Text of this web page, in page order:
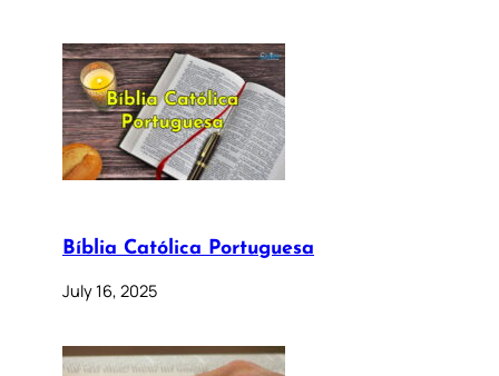
Bíblia Católica Portuguesa
July 16, 2025